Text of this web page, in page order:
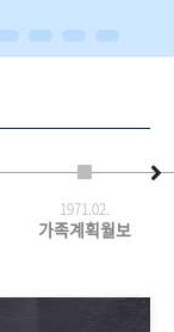
1971.02.
가족계획월보